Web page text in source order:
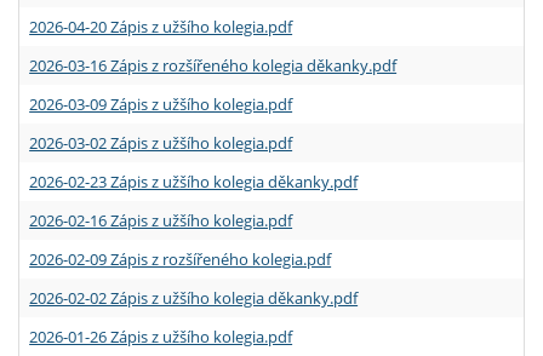
2026-04-20 Zápis z užšího kolegia.pdf
2026-03-16 Zápis z rozšířeného kolegia děkanky.pdf
2026-03-09 Zápis z užšího kolegia.pdf
2026-03-02 Zápis z užšího kolegia.pdf
2026-02-23 Zápis z užšího kolegia děkanky.pdf
2026-02-16 Zápis z užšího kolegia.pdf
2026-02-09 Zápis z rozšířeného kolegia.pdf
2026-02-02 Zápis z užšího kolegia děkanky.pdf
2026-01-26 Zápis z užšího kolegia.pdf